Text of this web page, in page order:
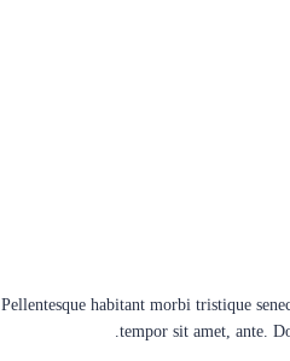
Pellentesque habitant morbi tristique
tempor sit amet, ante.